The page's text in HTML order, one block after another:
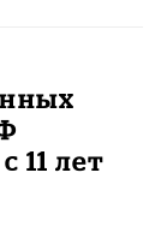
11 лет